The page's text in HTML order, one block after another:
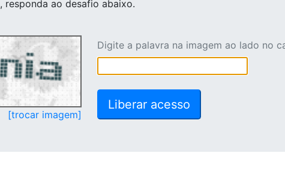
, responda ao desafio abaixo.
[trocar imagem]
Digite a palavra na imagem ao lado no